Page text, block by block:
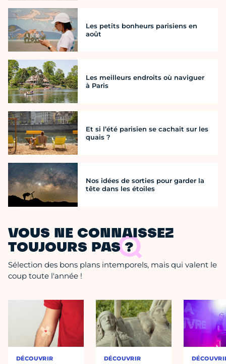
Les petits bonheurs parisiens en
août
Les meilleurs endroits où naviguer
à Paris
Et si l’été parisien se cachait sur les
quais ?
Nos idées de sorties pour garder la
tête dans les étoiles
VOUS NE CONNAISSEZ
TOUJOURS PAS ?
Sélection des bons plans intemporels, mais qui valent le
coup toute l'année !
DÉCOUVRIR DÉCOUVRIR